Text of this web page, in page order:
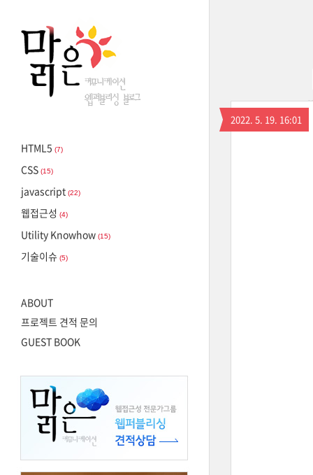
HTML5 (7)
CSS (15)
javascript (22)
웹접근성 (4)
Utility Knowhow (15)
기술이슈 (5)
ABOUT
프로젝트 견적 문의
GUEST BOOK
2022. 5. 19. 16:01